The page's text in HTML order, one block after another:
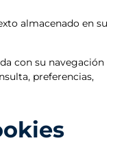
almacenado en su
con su navegación
preferencias,